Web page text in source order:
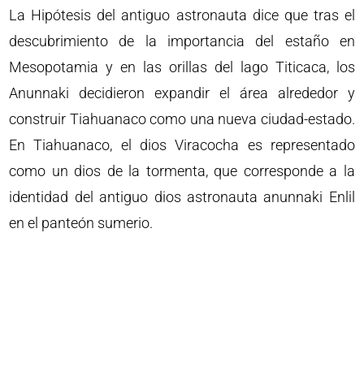
La Hipótesis del antiguo astronauta dice que tras el
descubrimiento de la importancia del estaño en
Mesopotamia y en las orillas del lago Titicaca, los
Anunnaki decidieron expandir el área alrededor y
construir Tiahuanaco como una nueva ciudad-estado.
En Tiahuanaco, el dios Viracocha es representado
como un dios de la tormenta, que corresponde a la
identidad del antiguo dios astronauta anunnaki Enlil
en el panteón sumerio.